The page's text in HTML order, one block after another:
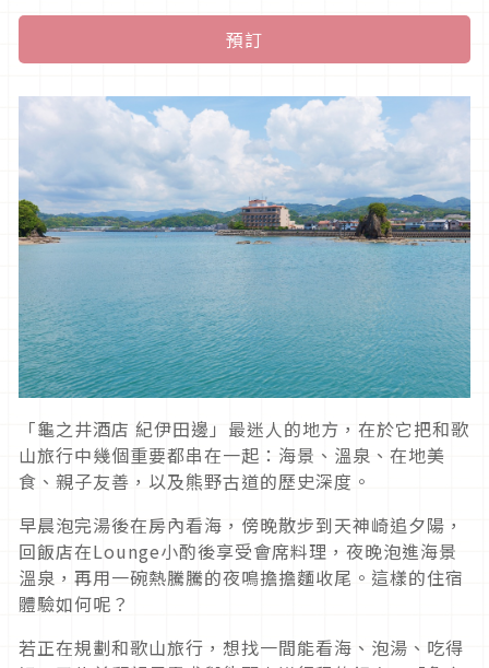
預訂
「龜之井酒店 紀伊田邊」最迷人的地方，在於它把和歌
山旅行中幾個重要都串在一起：海景、溫泉、在地美
食、親子友善，以及熊野古道的歷史深度。
早晨泡完湯後在房內看海，傍晚散步到天神崎追夕陽，
回飯店在Lounge小酌後享受會席料理，夜晚泡進海景
溫泉，再用一碗熱騰騰的夜鳴擔擔麵收尾。這樣的住宿
體驗如何呢？
若正在規劃和歌山旅行，想找一間能看海、泡湯、吃得